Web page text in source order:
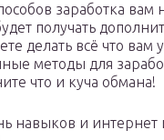
заработка
получать
делать всё что вам
методы для
что и куча обмана!
навыков и интернет